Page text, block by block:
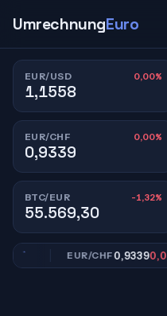
UmrechnungEuro
EUR/USD 0,00%
1,1558
EUR/CHF 0,00%
0,9339
BTC/EUR -1,32%
55.569,30
EUR/CHF0,93390,00%